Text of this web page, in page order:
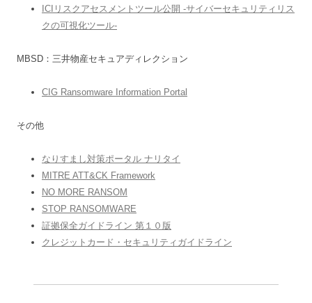
ICIリスクアセスメントツール公開 -サイバーセキュリティリス
クの可視化ツール-
MBSD：三井物産セキュアディレクション
CIG Ransomware Information Portal
その他
なりすまし対策ポータル ナリタイ
MITRE ATT&CK Framework
NO MORE RANSOM
STOP RANSOMWARE
証拠保全ガイドライン 第１０版
クレジットカード・セキュリティガイドライン